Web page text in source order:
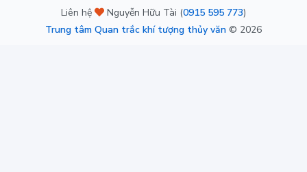
Liên hệ Nguyễn Hữu Tài (0915 595 773)
Trung tâm Quan trắc khí tượng thủy văn © 2026